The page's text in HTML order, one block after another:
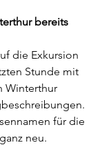
bereits
die Exkursion
Stunde mit
Winterthur
für die
neu.